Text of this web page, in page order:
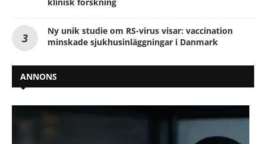
Ny unik studie om RS-virus visar: vaccination
minskade sjukhusinläggningar i Danmark
ANNONS